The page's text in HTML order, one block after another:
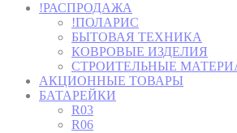
!РАСПРОДАЖА
!ПОЛАРИС
БЫТОВАЯ ТЕХНИКА
КОВРОВЫЕ ИЗДЕЛИЯ
СТРОИТЕЛЬНЫЕ
АКЦИОННЫЕ ТОВАРЫ
БАТАРЕЙКИ
R03
R06